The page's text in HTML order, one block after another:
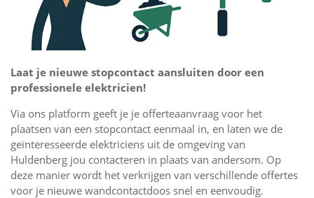
Laat je nieuwe stopcontact aansluiten door een
professionele elektricien!
Via ons platform geeft je je offerteaanvraag voor het
plaatsen van een stopcontact eenmaal in, en laten we de
geïnteresseerde elektriciens uit de omgeving van
Huldenberg jou contacteren in plaats van andersom. Op
deze manier wordt het verkrijgen van verschillende offertes
voor je nieuwe wandcontactdoos snel en eenvoudig.